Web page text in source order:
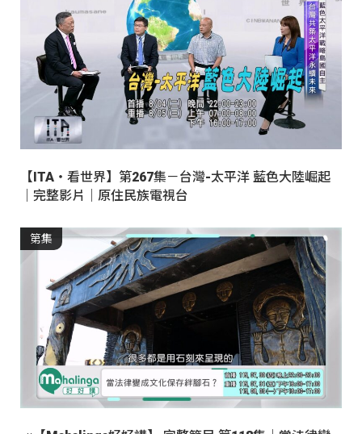
【ITA・看世界】第267集－台灣-太平洋 藍色大陸崛起
｜完整影片｜原住民族電視台
第集